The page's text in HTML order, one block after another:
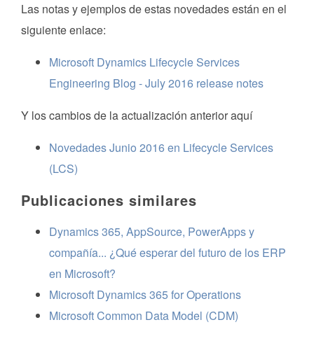
Las notas y ejemplos de estas novedades están en el
siguiente enlace:
Microsoft Dynamics Lifecycle Services
Engineering Blog - July 2016 release notes
Y los cambios de la actualización anterior aquí
Novedades Junio 2016 en Lifecycle Services
(LCS)
Publicaciones similares
Dynamics 365, AppSource, PowerApps y
compañía... ¿Qué esperar del futuro de los ERP
en Microsoft?
Microsoft Dynamics 365 for Operations
Microsoft Common Data Model (CDM)